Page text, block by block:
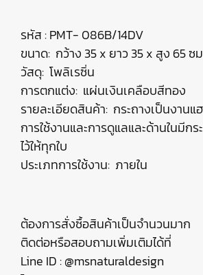
รหัส : PMT- 086B/14DV
ขนาด: กว้าง 35 x ยาว 35 x สูง 65 ซ
วัสดุ: โพลิเรซิ่น
การตกแต่ง: แผ่นเงินเคลือบสีทอง
รายละเอียดสินค้า: กระถางเป็นงานแ
การใช้งานและการดูแลและด้านในมีก
ไว้ให้ทุกใบ
ประเภทการใช้งาน: ภายใน
ต้องการสั่งซื้อสินค้าเป็นจำนวนมาก
ติดต่อหรือสอบถามเพิ่มเติมได้ที่
Line ID : @msnaturaldesign